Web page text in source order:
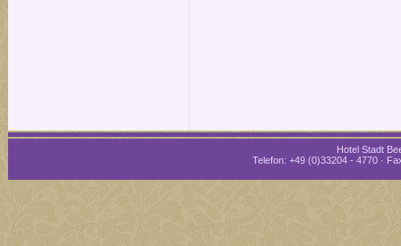
Hotel Stadt
Telefon: +49 (0)33204 - 4770 ·